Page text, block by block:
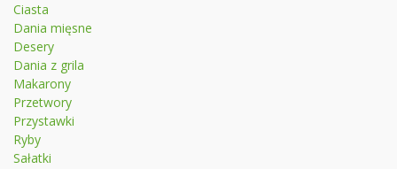
Ciasta
Dania mięsne
Desery
Dania z grila
Makarony
Przetwory
Przystawki
Ryby
Sałatki